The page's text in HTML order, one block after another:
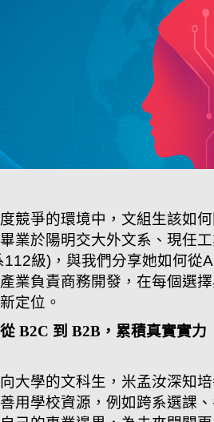
競爭的環境中，文組生該如
業於陽明交大外文系、現任
112級)，與我們分享她如何從
業負責商務開發，在每個選
定位。
B2C 到 B2B，累積真實實力
大學的文科生，米孟汝深知
用學校資源，例如跨系選課